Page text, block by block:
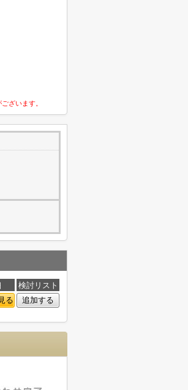
ざいます。
検討リスト
る 追加する